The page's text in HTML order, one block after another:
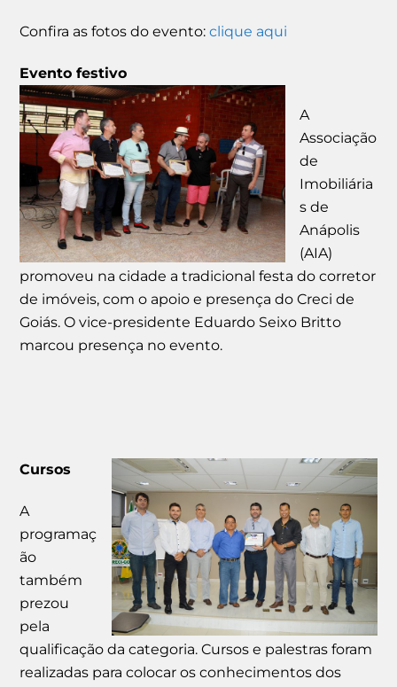
Confira as fotos do evento:clique aqui
Evento festivo
A
Associação
de
Imobiliária
s de
Anápolis
(AIA)
promoveu na cidade a tradicional festa do corretor
de imóveis, com o apoio e presença do Creci de
Goiás. O vice-presidente Eduardo Seixo Britto
marcou presença no evento.
Cursos
A
programaç
ão
também
prezou
pela
qualificação da categoria. Cursos e palestras foram
realizadas para colocar os conhecimentos dos